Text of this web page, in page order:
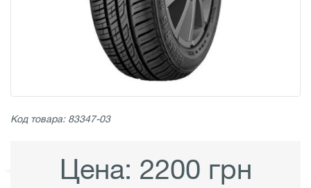
Код товара: 83347-03
Цена: 2200 грн